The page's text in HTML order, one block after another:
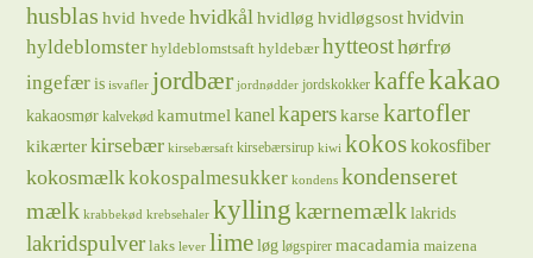
husblas hvid hvede hvidkålhvidløg hvidløgsost hvidvin
hyldeblomster hyldeblomstsaft hyldebær hytteosthørfrø
ingefær is isvafler jordbær jordnødder jordskokker kaffekakao
kakaosmør kalvekød kamutmel kanelkaperskarse kartofler
kikærterkirsebær kirsebærsaft kirsebærsirup kiwi kokoskokosfiber
kokosmælkkokospalmesukker kondens kondenseret
mælk krabbekød krebsehaler kylling kærnemælk lakrids
lakridspulver laks lever lime løg løgspirer macadamia maizena